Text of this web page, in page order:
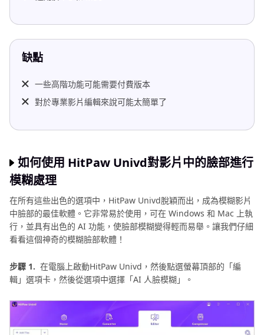
缺點
一些高階功能可能需要付費版本
對於專業影片編輯來說可能太簡單了
如何使用 HitPaw Univd對影片中的臉部進行
模糊處理
在所有這些出色的選項中，HitPaw Univd脫穎而出，成為模糊影片
中臉部的最佳軟體。它非常易於使用，可在 Windows 和 Mac 上執
行，並具有出色的 AI 功能，使臉部模糊變得輕而易舉。讓我們仔細
看看這個神奇的模糊臉部軟體！
步驟 1. 在電腦上啟動HitPaw Univd，然後點選螢幕頂部的「編
輯」選項卡，然後從選項中選擇「AI 人臉模糊」。